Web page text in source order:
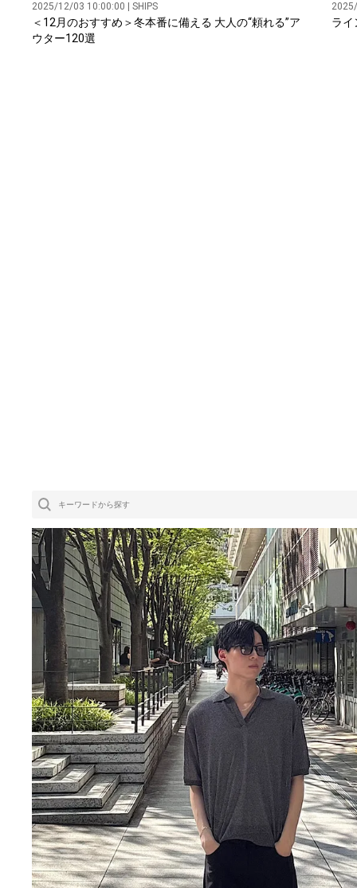
2025/12/03 10:00:00 | SHIPS
＜12月のおすすめ＞冬本番に備える 大人の“頼れる”ア
ウター120選
ライ